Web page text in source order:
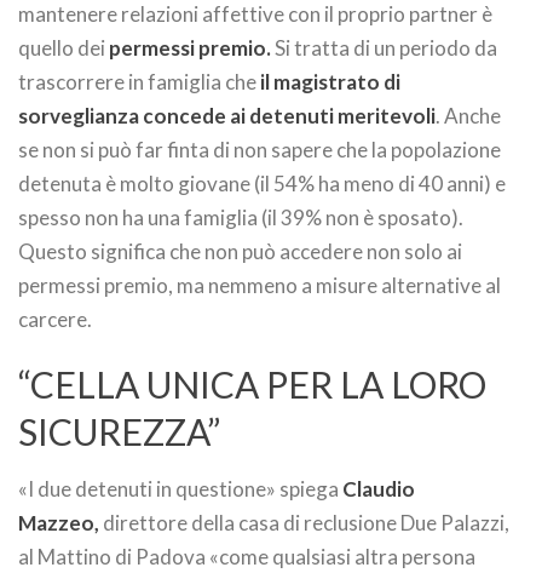
mantenere relazioni affettive con il proprio partner è
quello dei permessi premio.Si tratta di un periodo da
trascorrere in famiglia cheil magistrato di
sorveglianza concede ai detenuti meritevoli. Anche
se non si può far finta di non sapere che la popolazione
detenuta è molto giovane (il 54% ha meno di 40 anni) e
spesso non ha una famiglia (il 39% non è sposato).
Questo significa che non può accedere non solo ai
permessi premio, ma nemmeno a misure alternative al
carcere.
“CELLA UNICA PER LA LORO
SICUREZZA”
«I due detenuti in questione» spiega Claudio
Mazzeo, direttore della casa di reclusione Due Palazzi,
al Mattino di Padova «come qualsiasi altra persona